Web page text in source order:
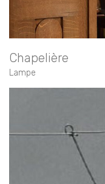
Chapelière
Lampe